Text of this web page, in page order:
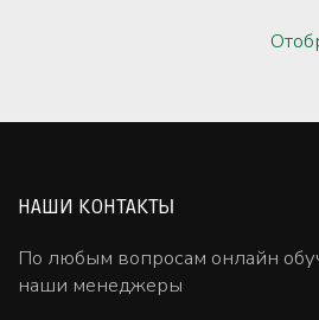
НАШИ КОНТАКТЫ
По любым вопросам онлайн
наши менеджеры